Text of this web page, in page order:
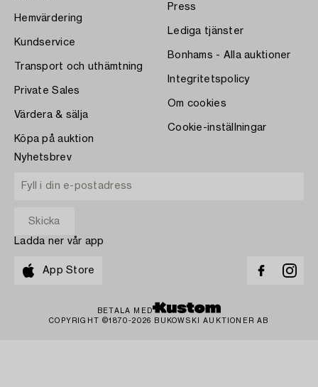
Hemvärdering
Kundservice
Transport och uthämtning
Private Sales
Värdera & sälja
Köpa på auktion
Press
Lediga tjänster
Bonhams - Alla auktioner
Integritetspolicy
Om cookies
Cookie-inställningar
Nyhetsbrev
Ladda ner vår app
App Store
BETALA MED
COPYRIGHT ©1870-2026 BUKOWSKI AUKTIONER AB